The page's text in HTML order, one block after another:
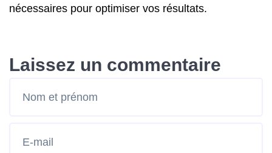
nécessaires pour optimiser vos résultats.
Laissez un commentaire